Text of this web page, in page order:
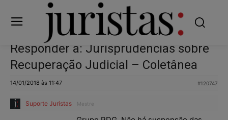
Responder a: Jurisprudências sobre
Recuperação Judicial – Coletânea
14/01/2018 às 11:47 #120747
Suporte Juristas Mestre